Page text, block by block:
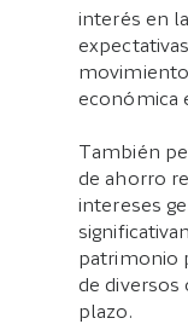
interés en
económica
También
de ahorro
intereses
patrimonio
de diversos
plazo.